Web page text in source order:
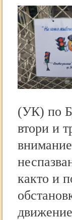
(УК) по
втори и
както и